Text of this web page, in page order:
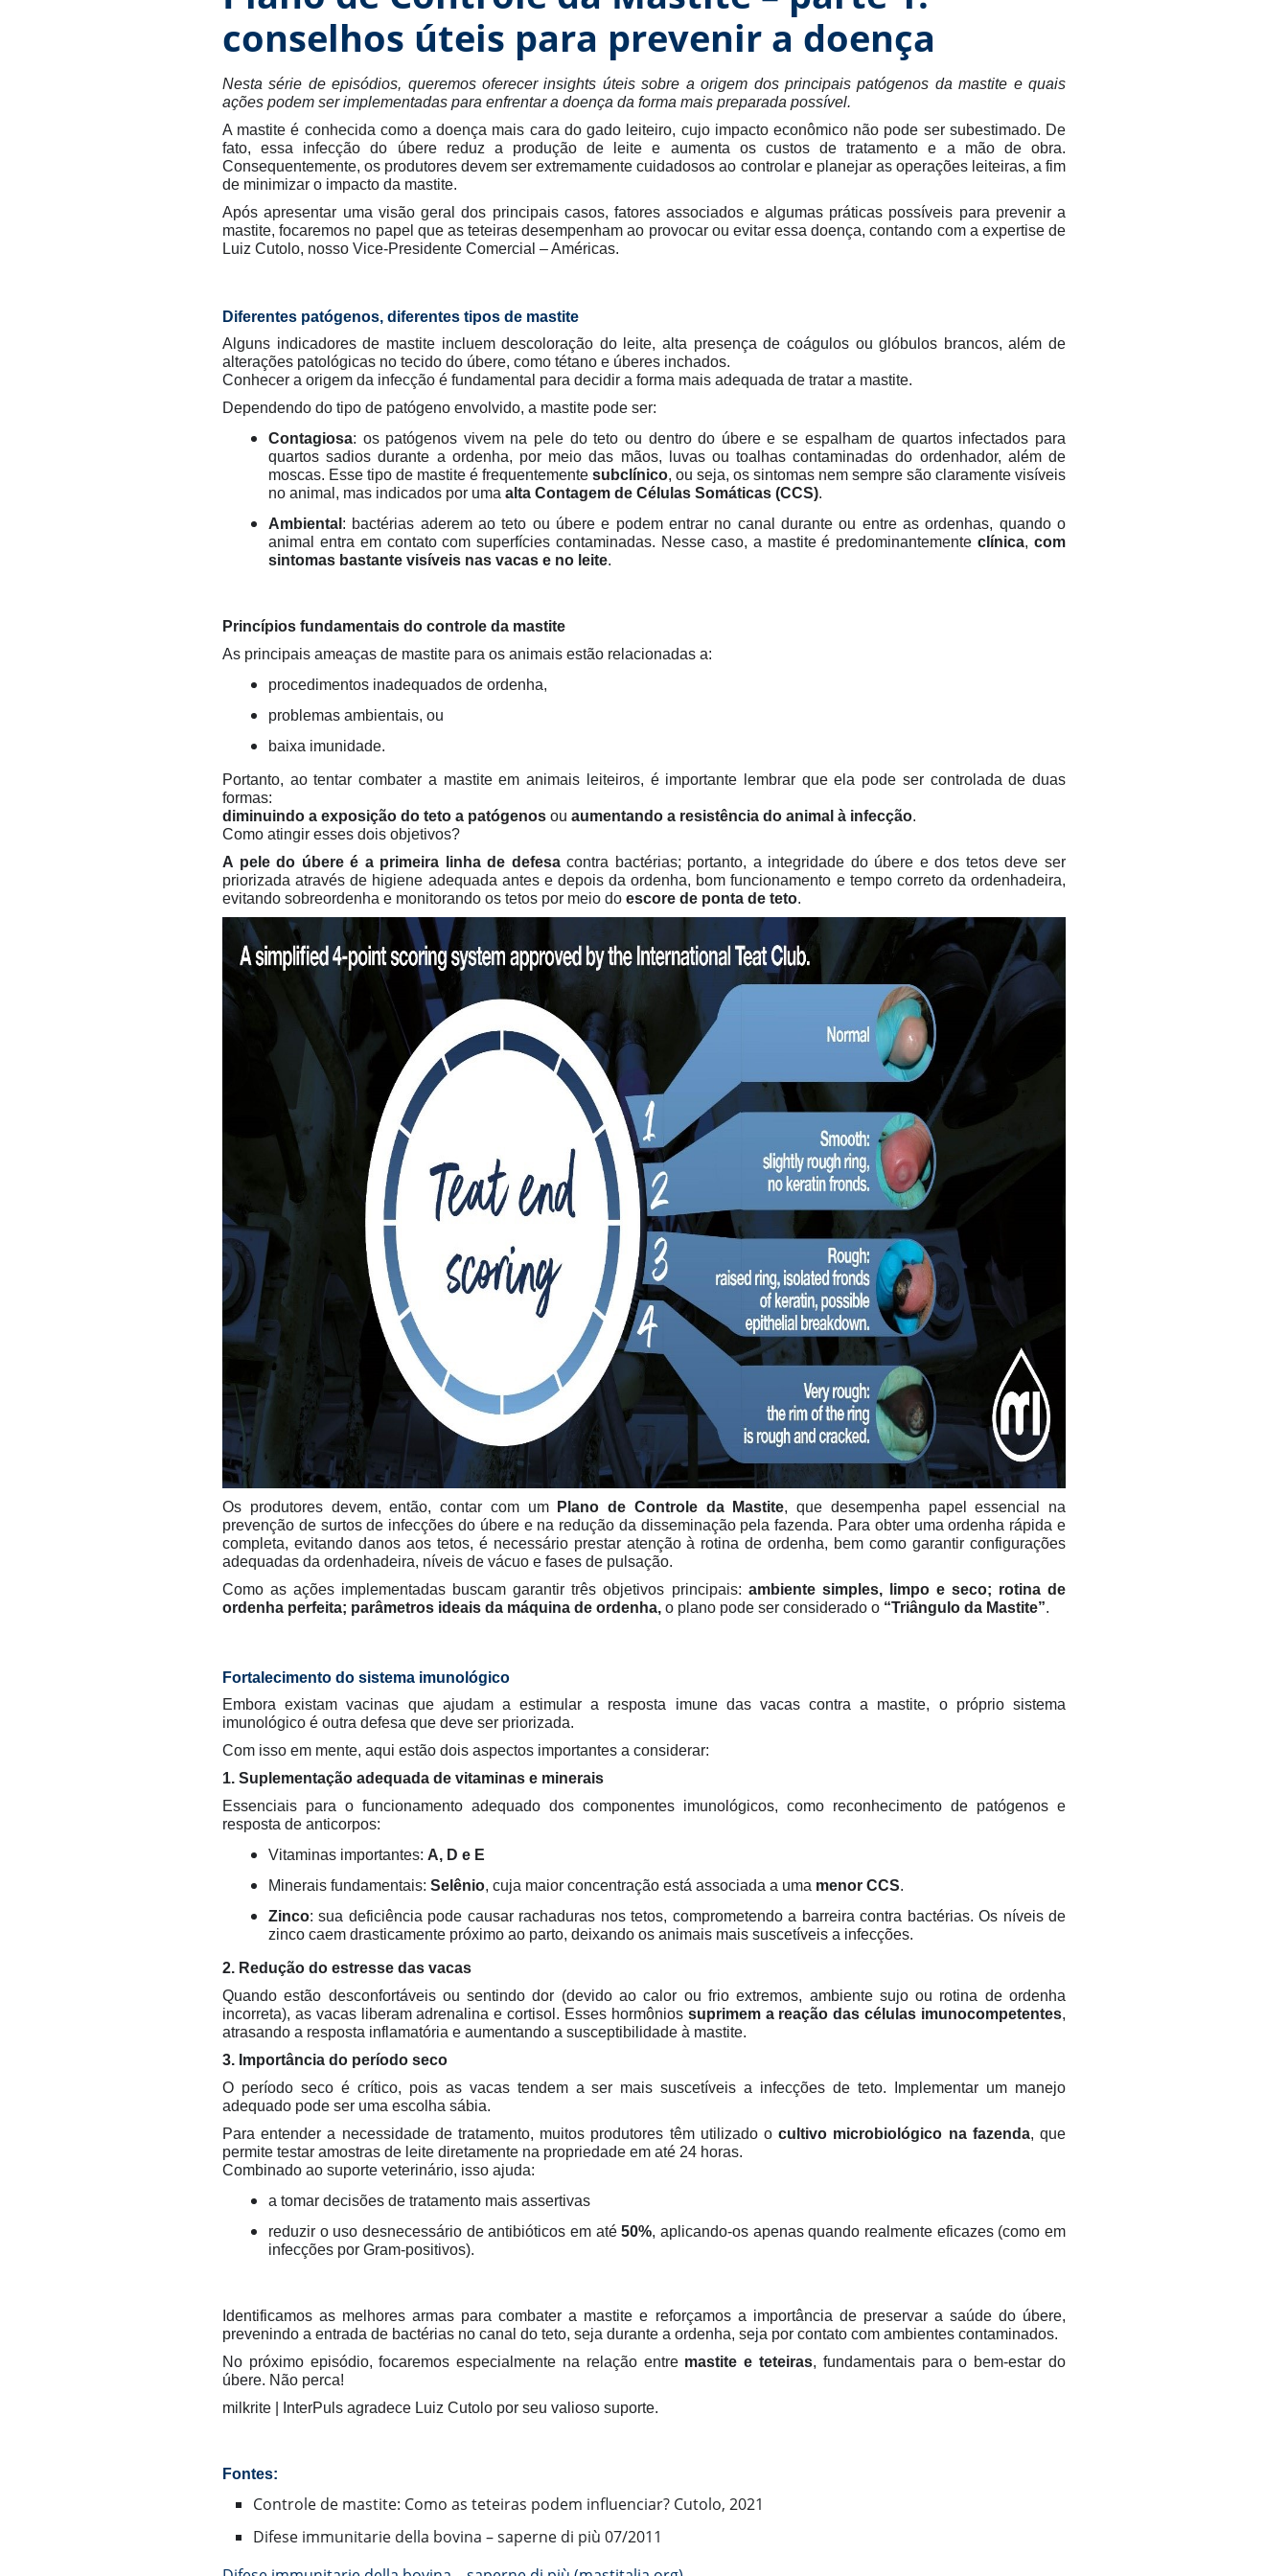
conselhos úteis para prevenir a doença
Nesta série de episódios, queremos oferecer insights úteis sobre a origem dos principais patógenos da mastite e quais
ações podem ser implementadas para enfrentar a doença da forma mais preparada possível.
A mastite é conhecida como a doença mais cara do gado leiteiro, cujo impacto econômico não pode ser subestimado. De
fato, essa infecção do úbere reduz a produção de leite e aumenta os custos de tratamento e a mão de obra.
Consequentemente, os produtores devem ser extremamente cuidadosos ao controlar e planejar as operações leiteiras, a fim
de minimizar o impacto da mastite.
Após apresentar uma visão geral dos principais casos, fatores associados e algumas práticas possíveis para prevenir a
mastite, focaremos no papel que as teteiras desempenham ao provocar ou evitar essa doença, contando com a expertise de
Luiz Cutolo, nosso Vice-Presidente Comercial – Américas.
Diferentes patógenos, diferentes tipos de mastite
Alguns indicadores de mastite incluem descoloração do leite, alta presença de coágulos ou glóbulos brancos, além de
alterações patológicas no tecido do úbere, como tétano e úberes inchados.
Conhecer a origem da infecção é fundamental para decidir a forma mais adequada de tratar a mastite.
Dependendo do tipo de patógeno envolvido, a mastite pode ser:
Contagiosa: os patógenos vivem na pele do teto ou dentro do úbere e se espalham de quartos infectados para
quartos sadios durante a ordenha, por meio das mãos, luvas ou toalhas contaminadas do ordenhador, além de
moscas. Esse tipo de mastite é frequentemente subclínico, ou seja, os sintomas nem sempre são claramente visíveis
no animal, mas indicados por uma alta Contagem de Células Somáticas (CCS).
Ambiental : bactérias aderem ao teto ou úbere e podem entrar no canal durante ou entre as ordenhas, quando o
animal entra em contato com superfícies contaminadas. Nesse caso, a mastite é predominantementeclínica,com
sintomas bastante visíveis nas vacas e no leite.
Princípios fundamentais do controle da mastite
As principais ameaças de mastite para os animais estão relacionadas a:
procedimentos inadequados de ordenha,
problemas ambientais, ou
baixa imunidade.
Portanto, ao tentar combater a mastite em animais leiteiros, é importante lembrar que ela pode ser controlada de duas
formas:
diminuindo a exposição do teto a patógenos ou aumentando a resistência do animal à infecção.
Como atingir esses dois objetivos?
A pele do úbere é a primeira linha de defesacontra bactérias; portanto, a integridade do úbere e dos tetos deve ser
priorizada através de higiene adequada antes e depois da ordenha, bom funcionamento e tempo correto da ordenhadeira,
evitando sobreordenha e monitorando os tetos por meio do escore de ponta de teto.
Os produtores devem, então, contar com um Plano de Controle da Mastite, que desempenha papel essencial na
prevenção de surtos de infecções do úbere e na redução da disseminação pela fazenda. Para obter uma ordenha rápida e
completa, evitando danos aos tetos, é necessário prestar atenção à rotina de ordenha, bem como garantir configurações
adequadas da ordenhadeira, níveis de vácuo e fases de pulsação.
Como as ações implementadas buscam garantir três objetivos principais: ambiente simples, limpo e seco; rotina de
ordenha perfeita; parâmetros ideais da máquina de ordenha, o plano pode ser considerado o “Triângulo da Mastite”.
Fortalecimento do sistema imunológico
Embora existam vacinas que ajudam a estimular a resposta imune das vacas contra a mastite, o próprio sistema
imunológico é outra defesa que deve ser priorizada.
Com isso em mente, aqui estão dois aspectos importantes a considerar:
1. Suplementação adequada de vitaminas e minerais
Essenciais para o funcionamento adequado dos componentes imunológicos, como reconhecimento de patógenos e
resposta de anticorpos:
Vitaminas importantes: A, D e E
Minerais fundamentais: Selênio, cuja maior concentração está associada a uma menor CCS.
Zinco: sua deficiência pode causar rachaduras nos tetos, comprometendo a barreira contra bactérias. Os níveis de
zinco caem drasticamente próximo ao parto, deixando os animais mais suscetíveis a infecções.
2. Redução do estresse das vacas
Quando estão desconfortáveis ou sentindo dor (devido ao calor ou frio extremos, ambiente sujo ou rotina de ordenha
incorreta), as vacas liberam adrenalina e cortisol. Esses hormônios suprimem a reação das células imunocompetentes,
atrasando a resposta inflamatória e aumentando a susceptibilidade à mastite.
3. Importância do período seco
O período seco é crítico, pois as vacas tendem a ser mais suscetíveis a infecções de teto. Implementar um manejo
adequado pode ser uma escolha sábia.
Para entender a necessidade de tratamento, muitos produtores têm utilizado ocultivo microbiológico na fazenda, que
permite testar amostras de leite diretamente na propriedade em até 24 horas.
Combinado ao suporte veterinário, isso ajuda:
a tomar decisões de tratamento mais assertivas
reduzir o uso desnecessário de antibióticos em até50%, aplicando-os apenas quando realmente eficazes (como em
infecções por Gram-positivos).
Identificamos as melhores armas para combater a mastite e reforçamos a importância de preservar a saúde do úbere,
prevenindo a entrada de bactérias no canal do teto, seja durante a ordenha, seja por contato com ambientes contaminados.
No próximo episódio, focaremos especialmente na relação entre mastite e teteiras, fundamentais para o bem-estar do
úbere. Não perca!
milkrite | InterPuls agradece Luiz Cutolo por seu valioso suporte.
Fontes:
Controle de mastite: Como as teteiras podem influenciar? Cutolo, 2021
Difese immunitarie della bovina – saperne di più 07/2011